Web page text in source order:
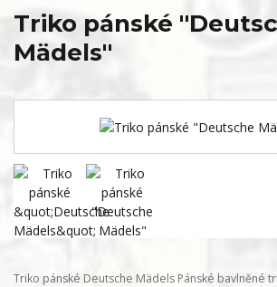
Triko pánské
Mädels"
Triko pánské Deutsche Mädels Pánské bavlněné